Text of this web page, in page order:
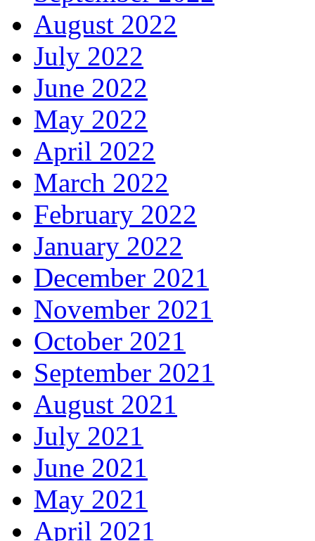
August 2022
July 2022
June 2022
May 2022
April 2022
March 2022
February 2022
January 2022
December 2021
November 2021
October 2021
September 2021
August 2021
July 2021
June 2021
May 2021
April 2021